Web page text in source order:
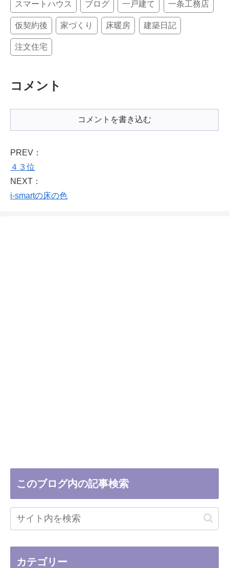
スマートハウス ブログ 一戸建て 一条工務店
仮契約後 家づくり 床暖房 建築日記
注文住宅
コメント
コメントを書き込む
PREV：
４３位
NEXT：
i-smartの床の色
このブログ内の記事検索
カテゴリー